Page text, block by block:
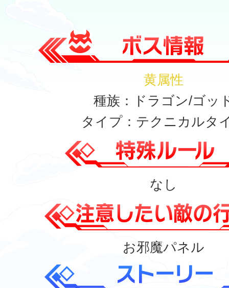
黄属性
種族：ドラゴン/ゴッ
タイプ：テクニカルタ
なし
お邪魔パネル